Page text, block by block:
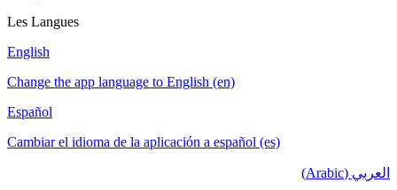
Les Langues
English
Change the app language to English (en)
Español
Cambiar el idioma de la aplicación a español (es)
العربي (Arabic)